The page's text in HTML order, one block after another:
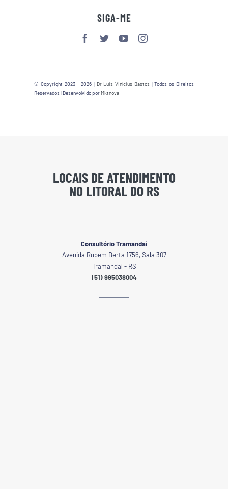
SIGA-ME
© Copyright 2023 - 2026 | Dr Luis Vinícius Bastos| Todos os Direitos
Reservados | Desenvolvido por Mktnova
LOCAIS DE ATENDIMENTO
NO LITORAL DO RS
Consultório Tramandaí
Avenida Rubem Berta 1756, Sala 307
Tramandaí - RS
(51) 995038004